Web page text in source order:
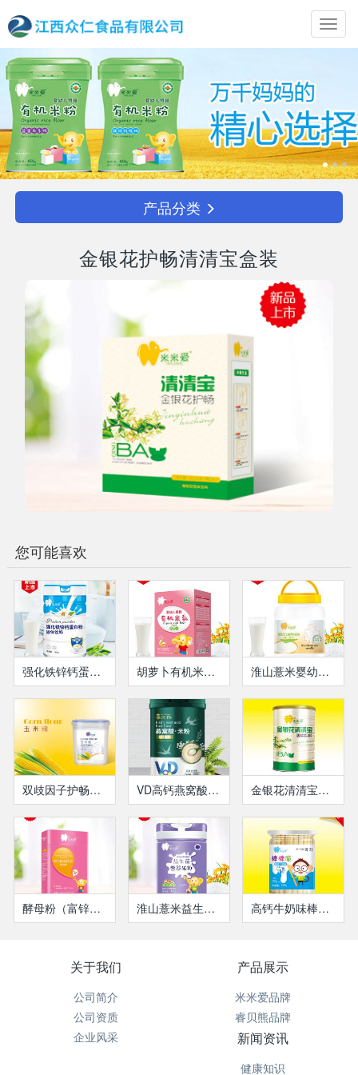
产品分类
金银花护畅清清宝盒装
您可能喜欢
强化铁锌钙蛋白粉 胡萝卜有机米乳盒装 淮山薏米婴幼儿营养米粉
双歧因子护畅配方 VD高钙燕窝酸米粉 金银花清清宝听装
酵母粉（富锌型）凝胶糖果 淮山薏米益生菌营养米粉 高钙牛奶味棒棒脆
关于我们
公司简介
公司资质
企业风采
产品展示
米米爱品牌
睿贝熊品牌
新闻资讯
健康知识